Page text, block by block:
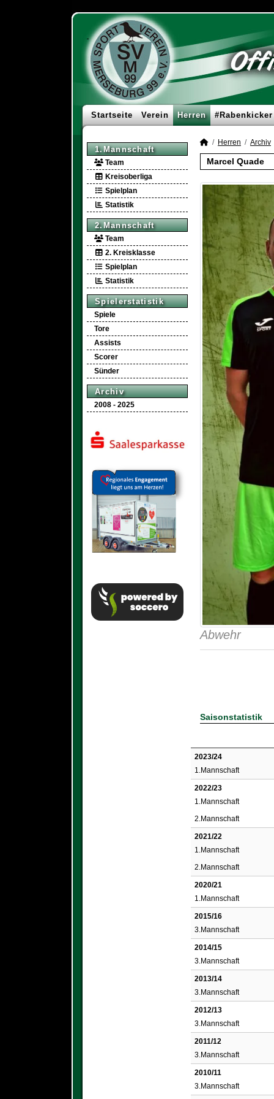
Startseite Verein Herren #Rabenkicker
1.Mannschaft
Team
Kreisoberliga
Spielplan
Statistik
2.Mannschaft
Team
2. Kreisklasse
Spielplan
Statistik
Spielerstatistik
Spiele
Tore
Assists
Scorer
Sünder
Archiv
2008 - 2025
Herren Archiv
Marcel Quade
Abwehr
Saisonstatistik
2023/24
1.Mannschaft
2022/23
1.Mannschaft
2.Mannschaft
2021/22
1.Mannschaft
2.Mannschaft
2020/21
1.Mannschaft
2015/16
3.Mannschaft
2014/15
3.Mannschaft
2013/14
3.Mannschaft
2012/13
3.Mannschaft
2011/12
3.Mannschaft
2010/11
3.Mannschaft